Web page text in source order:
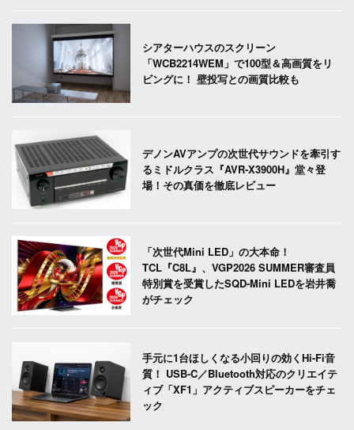
シアターハウスのスクリーン
「WCB2214WEM」で100型＆高画質をリ
ビングに！ 壁投写との画質比較も
デノンAVアンプの次世代サウンドを牽引す
るミドルクラス『AVR-X3900H』堂々登
場！その真価を徹底レビュー
「次世代Mini LED」の大本命！
TCL『C8L』、VGP2026 SUMMER審査員
特別賞を受賞したSQD-Mini LEDを岩井喬
がチェック
手元に1台ほしくなる小回りの効くHi-Fi音
質！ USB-C／Bluetooth対応のクリエイテ
ィブ「XF1」アクティブスピーカーをチェ
ック